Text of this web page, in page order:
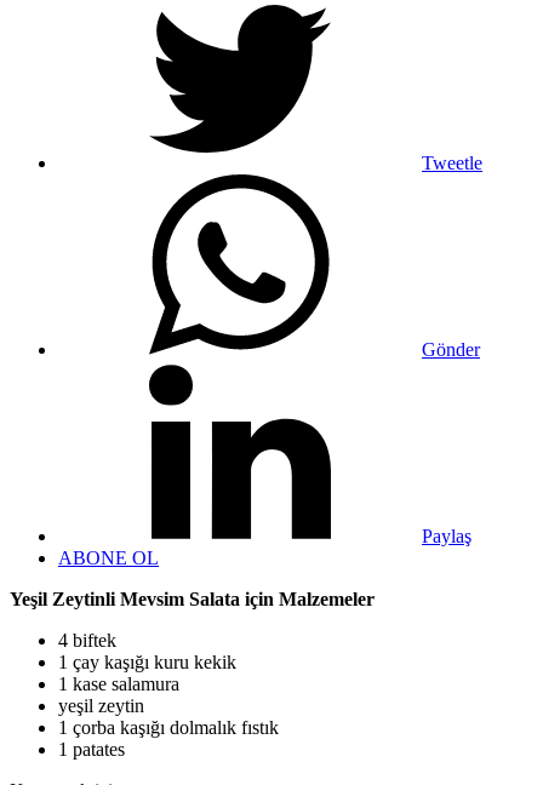
Tweetle
Gönder
Paylaş
ABONE OL
Yeşil Zeytinli Mevsim Salata için Malzemeler
4 biftek
1 çay kaşığı kuru kekik
1 kase salamura
yeşil zeytin
1 çorba kaşığı dolmalık fıstık
1 patates